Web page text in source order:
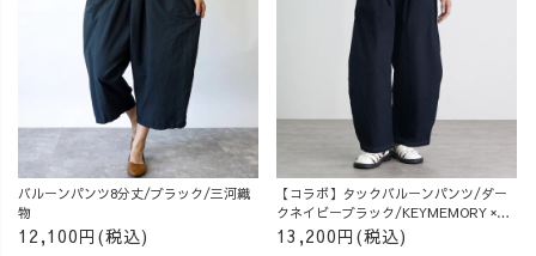
バルーンパンツ8分丈/ブラック/三河織
物
12,100円(税込)
【コラボ】タックバルーンパンツ/ダー
クネイビーブラック/KEYMEMORY ×
UZUiRO
13,200円(税込)